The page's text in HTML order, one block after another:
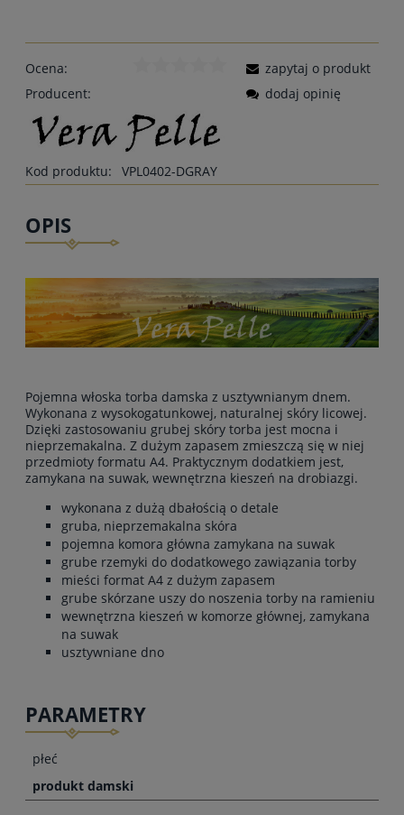
Ocena:
Producent:
Kod produktu: VPL0402-DGRAY
zapytaj o produkt
dodaj opinię
OPIS
Pojemna włoska torba damska z usztywnianym dnem.
Wykonana z wysokogatunkowej, naturalnej skóry licowej.
Dzięki zastosowaniu grubej skóry torba jest mocna i
nieprzemakalna. Z dużym zapasem zmieszczą się w niej
przedmioty formatu A4. Praktycznym dodatkiem jest,
zamykana na suwak, wewnętrzna kieszeń na drobiazgi.
wykonana z dużą dbałością o detale
gruba, nieprzemakalna skóra
pojemna komora główna zamykana na suwak
grube rzemyki do dodatkowego zawiązania torby
mieści format A4 z dużym zapasem
grube skórzane uszy do noszenia torby na ramieniu
wewnętrzna kieszeń w komorze głównej, zamykana
na suwak
usztywniane dno
PARAMETRY
płeć
produkt damski